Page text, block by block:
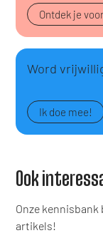
Ontdek je
Word
Ik doe mee!
Ook
Onze
artikels!